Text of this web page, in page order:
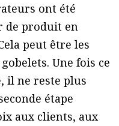
ont été
de produit en
peut être les
Une fois ce
il ne reste plus
étape
aux clients, aux